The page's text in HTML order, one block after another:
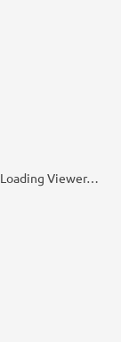
Loading Viewer…